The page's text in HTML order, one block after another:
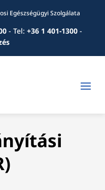
Egészségügyi Szolgálata
- Tel: +36 1 401-1300-